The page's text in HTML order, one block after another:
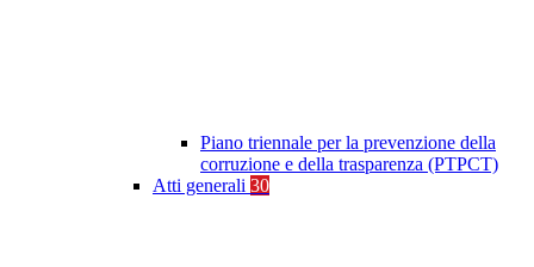
Piano triennale per la prevenzione della
corruzione e della trasparenza (PTPCT)
Atti generali 30